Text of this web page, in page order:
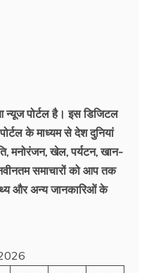
न्‍यूज पोर्टल है। इस डिजिटल
के माध्यम से देश दुनियां
मनोरंजन, खेल, पर्यटन, खान-
समाचारों को आप तक
और अन्य जानकारिओं के